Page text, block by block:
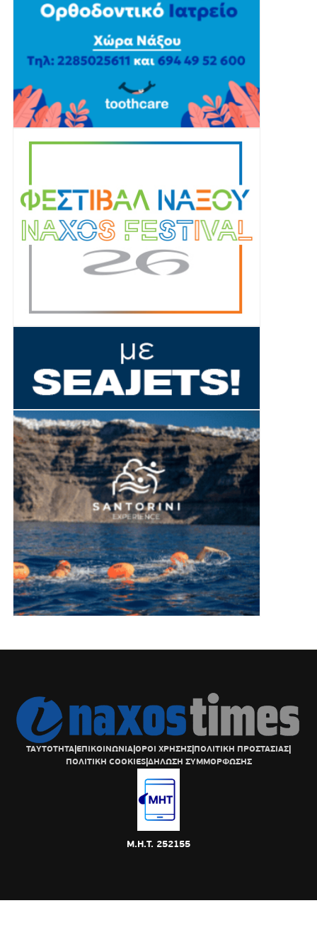
ΤΑΥΤΟΤΗΤΑ|ΕΠΙΚΟΙΝΩΝΙΑ|ΟΡΟΙ ΧΡΗΣΗΣ|ΠΟΛΙΤΙΚΗ ΠΡΟΣΤΑΣΙΑΣ|
ΠΟΛΙΤΙΚΗ COOKIES|ΔΗΛΩΣΗ ΣΥΜΜΟΡΦΩΣΗΣ
Μ.Η.Τ. 252155